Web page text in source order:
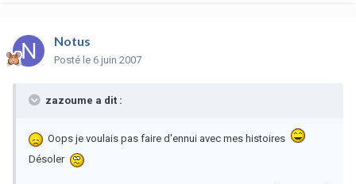
Notus
Posté le 6 juin 2007
zazoume a dit :
Oops je voulais pas faire d'ennui avec mes histoires
Désoler